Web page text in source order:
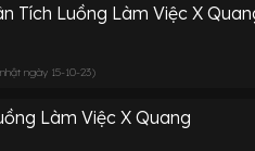
Tích Luồng Làm Việc X
ngày 15-10-23)
Làm Việc X Quang